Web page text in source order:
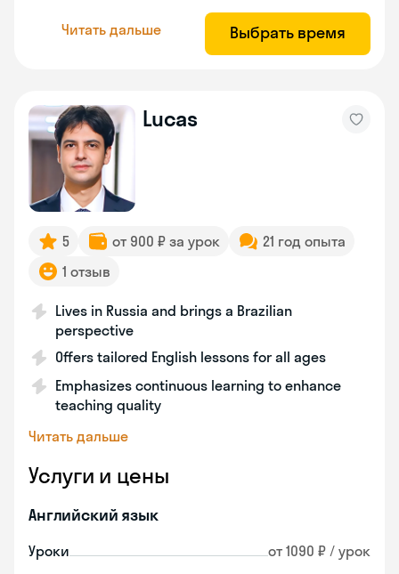
Читать дальше Выбрать время
Lucas
5 от 900 ₽ за урок
21 год опыта
1 отзыв
Lives in Russia and brings a Brazilian
perspective
Offers tailored English lessons for all ages
Emphasizes continuous learning to enhance
teaching quality
Читать дальше
Услуги и цены
Английский язык
Уроки от 1090 ₽ / урок